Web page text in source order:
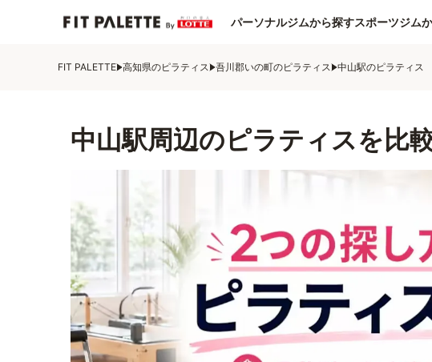
パーソナルジムから探すスポーツジム
FIT PALETTE 高知県のピラティス 吾川郡いの町のピラティス 中山駅のピラティス
中山駅周辺のピラティスを比